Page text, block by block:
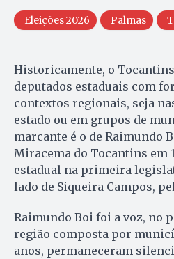
Eleições 2026 Palmas
Historicamente, o
deputados estaduais com
contextos regionais, seja
estado ou em grupos de
marcante é o de Raimundo
Miracema do Tocantins em
estadual na primeira
lado de Siqueira Campos,
Raimundo Boi foi a voz, no
região composta por
anos, permaneceram